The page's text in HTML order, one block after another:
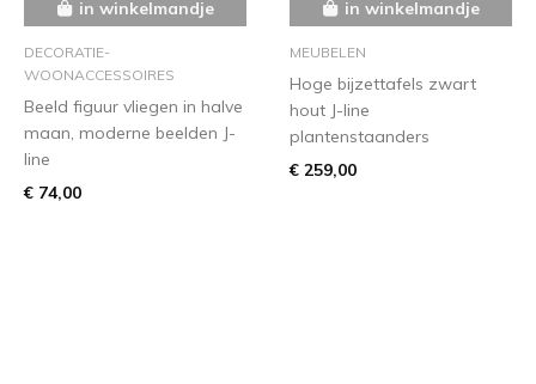
in winkelmandje
DECORATIE-
WOONACCESSOIRES
Beeld figuur vliegen in halve
maan, moderne beelden J-
line
€ 74,00
in winkelmandje
MEUBELEN
Hoge bijzettafels zwart
hout J-line
plantenstaanders
€ 259,00